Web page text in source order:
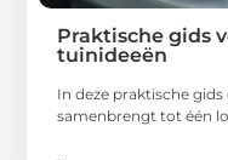
Praktische gids
tuinideeën
In deze praktische
samenbrengt tot één